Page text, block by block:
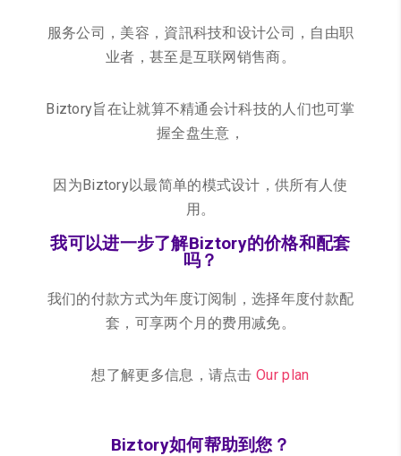
服务公司， 美容，資訊科技和设计公司，自由职
业者，甚至是互联网销售商。
Biztory旨在让就算不精通会计科技的人们也可掌
握全盘生意，
因为Biztory以最简单的模式设计，供所有人使
用。
我可以进一步了解Biztory的价格和配套
吗？
我们的付款方式为年度订阅制，选择年度付款配
套，可享两个月的费用减免。
想了解更多信息，请点击Our plan
Biztory如何帮助到您？